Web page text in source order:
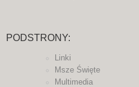
PODSTRONY:
Linki
Msze Święte
Multimedia